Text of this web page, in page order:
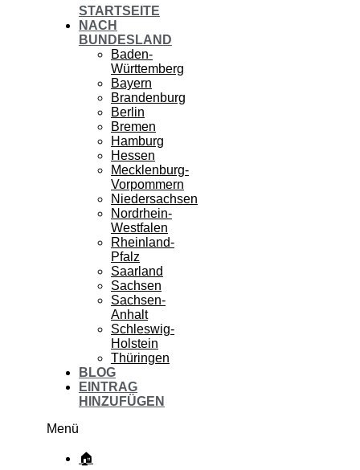
STARTSEITE
NACH
BUNDESLAND
Baden-
Württemberg
Bayern
Brandenburg
Berlin
Bremen
Hamburg
Hessen
Mecklenburg-
Vorpommern
Niedersachsen
Nordrhein-
Westfalen
Rheinland-
Pfalz
Saarland
Sachsen
Sachsen-
Anhalt
Schleswig-
Holstein
Thüringen
BLOG
EINTRAG
HINZUFÜGEN
Menü
🏠